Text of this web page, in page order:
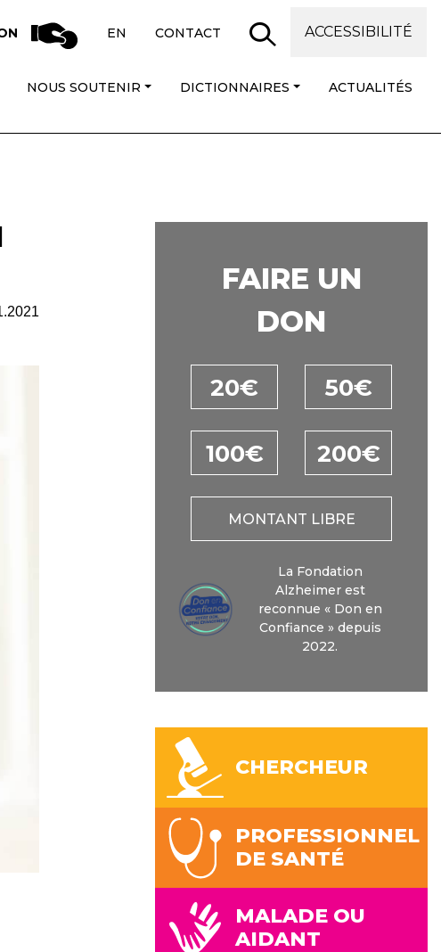
EN CONTACT ACCESSIBILITÉ
NOUS SOUTENIR DICTIONNAIRES ACTUALITÉS
FAIRE UN
DON
20€ 50€
100€ 200€
MONTANT LIBRE
La Fondation
Alzheimer est
reconnue « Don en
Confiance » depuis
2022.
CHERCHEUR
PROFESSIONNEL
DE SANTÉ
MALADE OU
AIDANT